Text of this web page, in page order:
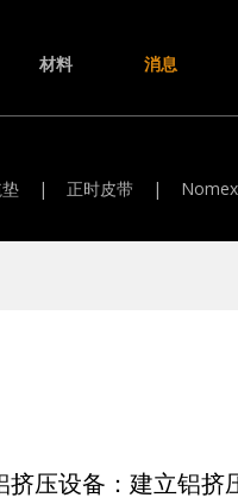
材料 消息
| 正时皮带 |
挤压设备：建立铝挤